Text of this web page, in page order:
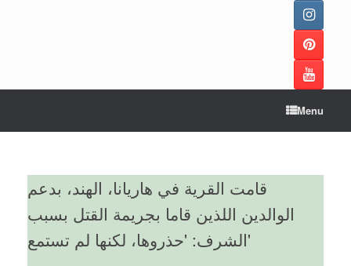
Menu
قامت القرية في هاريانا، الهند، بدعم
الوالدين اللذين قاما بجريمة القتل بسبب
الشرف: 'حذروها، لكنها لم تستمع'